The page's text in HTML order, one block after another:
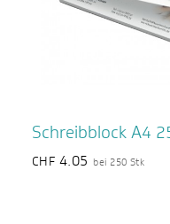
Schreibblock A4
CHF 4.05 bei 250 Stk